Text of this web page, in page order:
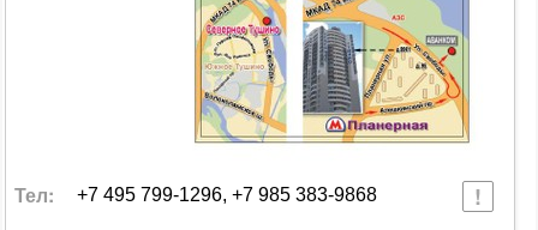
Тел: +7 495 799-1296, +7 985 383-9868